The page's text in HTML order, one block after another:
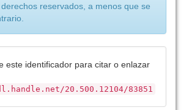
reservados, a menos que se
este identificador para citar o enlazar
20.500.12104/83851